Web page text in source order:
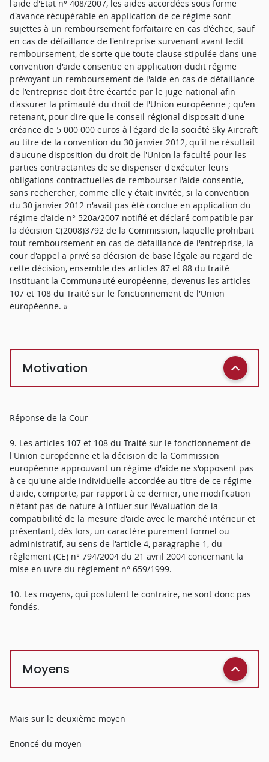
l'aide d'Etat n° 408/2007, les aides accordées sous forme
d'avance récupérable en application de ce régime sont
sujettes à un remboursement forfaitaire en cas d'échec, sauf
en cas de défaillance de l'entreprise survenant avant ledit
remboursement, de sorte que toute clause stipulée dans une
convention d'aide consentie en application dudit régime
prévoyant un remboursement de l'aide en cas de défaillance
de l'entreprise doit être écartée par le juge national afin
d'assurer la primauté du droit de l'Union européenne ; qu'en
retenant, pour dire que le conseil régional disposait d'une
créance de 5 000 000 euros à l'égard de la société Sky Aircraft
au titre de la convention du 30 janvier 2012, qu'il ne résultait
d'aucune disposition du droit de l'Union la faculté pour les
parties contractantes de se dispenser d'exécuter leurs
obligations contractuelles de rembourser l'aide consentie,
sans rechercher, comme elle y était invitée, si la convention
du 30 janvier 2012 n'avait pas été conclue en application du
régime d'aide n° 520a/2007 notifié et déclaré compatible par
la décision C(2008)3792 de la Commission, laquelle prohibait
tout remboursement en cas de défaillance de l'entreprise, la
cour d'appel a privé sa décision de base légale au regard de
cette décision, ensemble des articles 87 et 88 du traité
instituant la Communauté européenne, devenus les articles
107 et 108 du Traité sur le fonctionnement de l'Union
européenne. »
Motivation
Réponse de la Cour
9. Les articles 107 et 108 du Traité sur le fonctionnement de
l'Union européenne et la décision de la Commission
européenne approuvant un régime d'aide ne s'opposent pas
à ce qu'une aide individuelle accordée au titre de ce régime
d'aide, comporte, par rapport à ce dernier, une modification
n'étant pas de nature à influer sur l'évaluation de la
compatibilité de la mesure d'aide avec le marché intérieur et
présentant, dès lors, un caractère purement formel ou
administratif, au sens de l'article 4, paragraphe 1, du
règlement (CE) n° 794/2004 du 21 avril 2004 concernant la
mise en uvre du règlement n° 659/1999.
10. Les moyens, qui postulent le contraire, ne sont donc pas
fondés.
Moyens
Mais sur le deuxième moyen
Enoncé du moyen